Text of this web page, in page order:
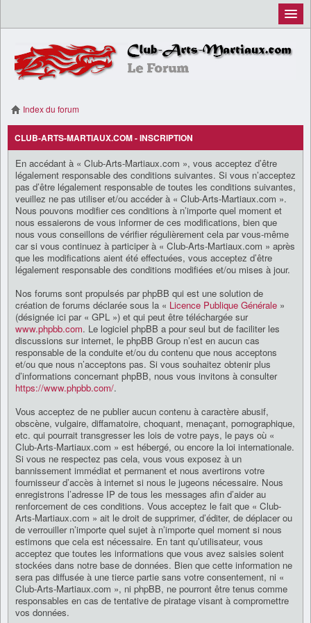
Index du forum
CLUB-ARTS-MARTIAUX.COM - INSCRIPTION
En accédant à « Club-Arts-Martiaux.com », vous acceptez d’être
légalement responsable des conditions suivantes. Si vous n’acceptez
pas d’être légalement responsable de toutes les conditions suivantes,
veuillez ne pas utiliser et/ou accéder à « Club-Arts-Martiaux.com ».
Nous pouvons modifier ces conditions à n’importe quel moment et
nous essaierons de vous informer de ces modifications, bien que
nous vous conseillons de vérifier régulièrement cela par vous-même
car si vous continuez à participer à « Club-Arts-Martiaux.com » après
que les modifications aient été effectuées, vous acceptez d’être
légalement responsable des conditions modifiées et/ou mises à jour.
Nos forums sont propulsés par phpBB qui est une solution de
création de forums déclarée sous la « Licence Publique Générale »
(désignée ici par « GPL ») et qui peut être téléchargée sur
www.phpbb.com. Le logiciel phpBB a pour seul but de faciliter les
discussions sur internet, le phpBB Group n’est en aucun cas
responsable de la conduite et/ou du contenu que nous acceptons
et/ou que nous n’acceptons pas. Si vous souhaitez obtenir plus
d’informations concernant phpBB, nous vous invitons à consulter
https://www.phpbb.com/.
Vous acceptez de ne publier aucun contenu à caractère abusif,
obscène, vulgaire, diffamatoire, choquant, menaçant, pornographique,
etc. qui pourrait transgresser les lois de votre pays, le pays où «
Club-Arts-Martiaux.com » est hébergé, ou encore la loi internationale.
Si vous ne respectez pas cela, vous vous exposez à un
bannissement immédiat et permanent et nous avertirons votre
fournisseur d’accès à internet si nous le jugeons nécessaire. Nous
enregistrons l’adresse IP de tous les messages afin d’aider au
renforcement de ces conditions. Vous acceptez le fait que « Club-
Arts-Martiaux.com » ait le droit de supprimer, d’éditer, de déplacer ou
de verrouiller n’importe quel sujet à n’importe quel moment si nous
estimons que cela est nécessaire. En tant qu’utilisateur, vous
acceptez que toutes les informations que vous avez saisies soient
stockées dans notre base de données. Bien que cette information ne
sera pas diffusée à une tierce partie sans votre consentement, ni «
Club-Arts-Martiaux.com », ni phpBB, ne pourront être tenus comme
responsables en cas de tentative de piratage visant à compromettre
vos données.